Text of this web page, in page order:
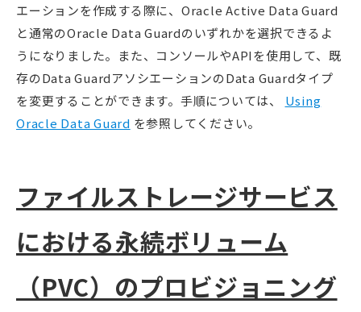
エーションを作成する際に、Oracle Active Data Guard
と通常のOracle Data Guardのいずれかを選択できるよ
うになりました。また、コンソールやAPIを使用して、既
存のData GuardアソシエーションのData Guardタイプ
を変更することができます。手順については、 Using
Oracle Data Guard を参照してください。
ファイルストレージサービス
における永続ボリューム
（PVC）のプロビジョニング